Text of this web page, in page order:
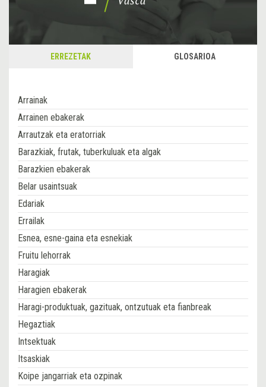
ERREZETAK GLOSARIOA
Arrainak
Arrainen ebakerak
Arrautzak eta eratorriak
Barazkiak, frutak, tuberkuluak eta algak
Barazkien ebakerak
Belar usaintsuak
Edariak
Errailak
Esnea, esne-gaina eta esnekiak
Fruitu lehorrak
Haragiak
Haragien ebakerak
Haragi-produktuak, gazituak, ontzutuak eta fianbreak
Hegaztiak
Intsektuak
Itsaskiak
Koipe jangarriak eta ozpinak